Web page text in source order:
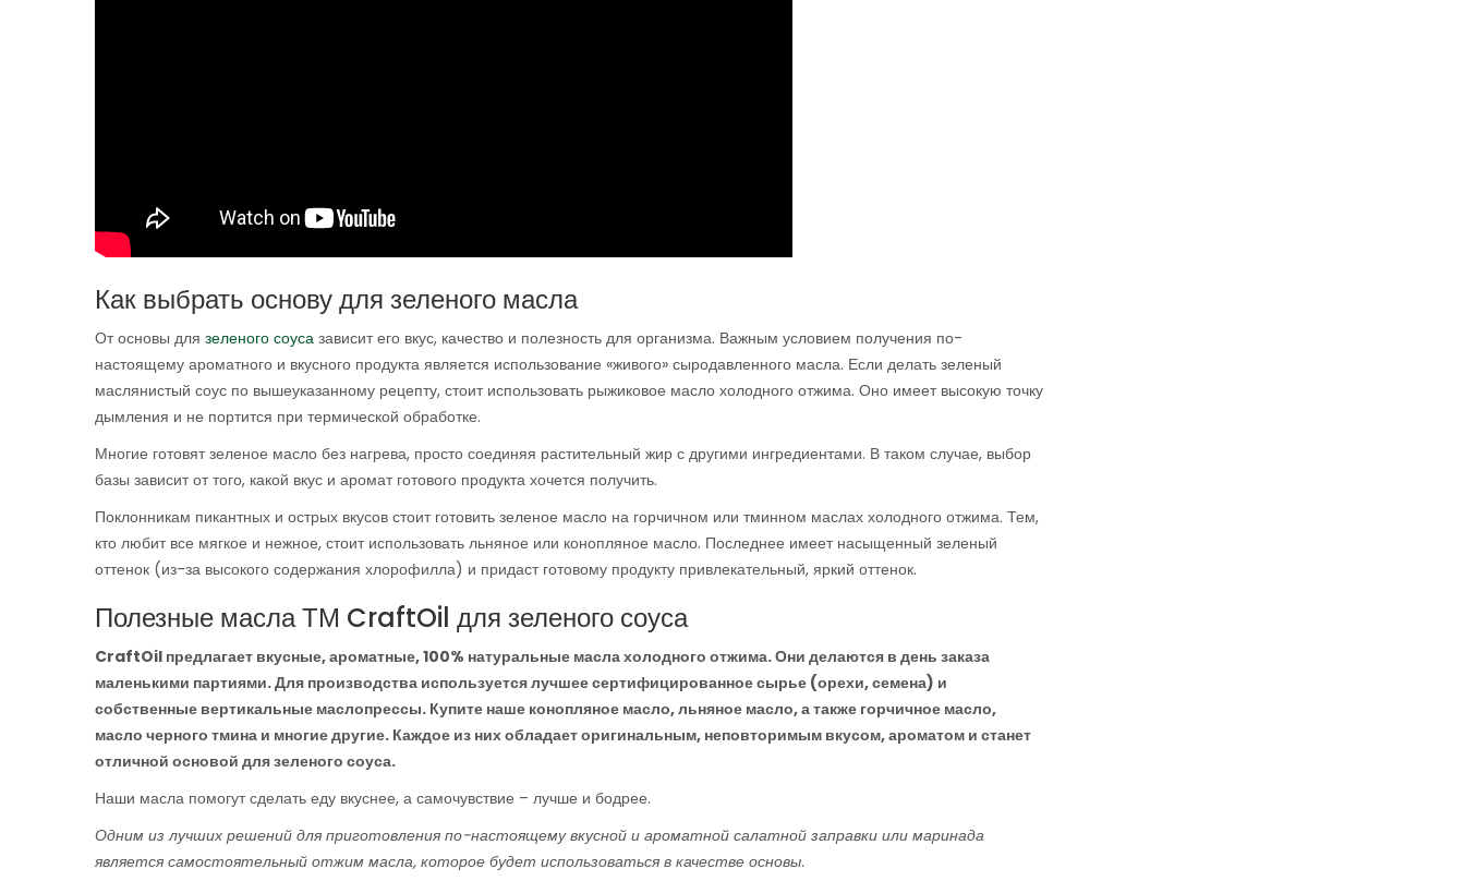
Как выбрать основу для зеленого масла
От основы для зеленого соуса зависит его вкус, качество и полезность для организма. Важным условием получения по-
настоящему ароматного и вкусного продукта является использование «живого» сыродавленного масла. Если делать зеленый
маслянистый соус по вышеуказанному рецепту, стоит использовать рыжиковое масло холодного отжима. Оно имеет высокую точку
дымления и не портится при термической обработке.
Многие готовят зеленое масло без нагрева, просто соединяя растительный жир с другими ингредиентами. В таком случае, выбор
базы зависит от того, какой вкус и аромат готового продукта хочется получить.
Поклонникам пикантных и острых вкусов стоит готовить зеленое масло на горчичном или тминном маслах холодного отжима. Тем,
кто любит все мягкое и нежное, стоит использовать льняное или конопляное масло. Последнее имеет насыщенный зеленый
оттенок (из-за высокого содержания хлорофилла) и придаст готовому продукту привлекательный, яркий оттенок.
Полезные масла ТМ CraftOil для зеленого соуса
CraftOil предлагает вкусные, ароматные, 100% натуральные масла холодного отжима. Они делаются в день заказа
маленькими партиями. Для производства используется лучшее сертифицированное сырье (орехи, семена) и
собственные вертикальные маслопрессы. Купите наше конопляное масло, льняное масло, а также горчичное масло,
масло черного тмина и многие другие. Каждое из них обладает оригинальным, неповторимым вкусом, ароматом и станет
отличной основой для зеленого соуса.
Наши масла помогут сделать еду вкуснее, а самочувствие – лучше и бодрее.
Одним из лучших решений для приготовления по-настоящему вкусной и ароматной салатной заправки или маринада
является самостоятельный отжим масла, которое будет использоваться в качестве основы.